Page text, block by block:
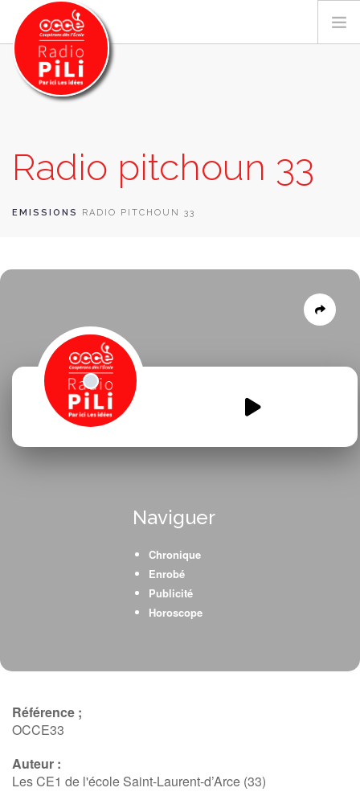
GRILLE DES PROGRAMMES
EMISSIONS / PODCASTS
CONTACT
Radio pitchoun 33
EMISSIONS RADIO PITCHOUN 33
Radio-Pitchoun-33.mp3
Naviguer
Chronique
Enrobé
Publicité
Horoscope
Référence ;
OCCE33
Auteur :
Les CE1 de l'école Saint-Laurent-d’Arce (33)